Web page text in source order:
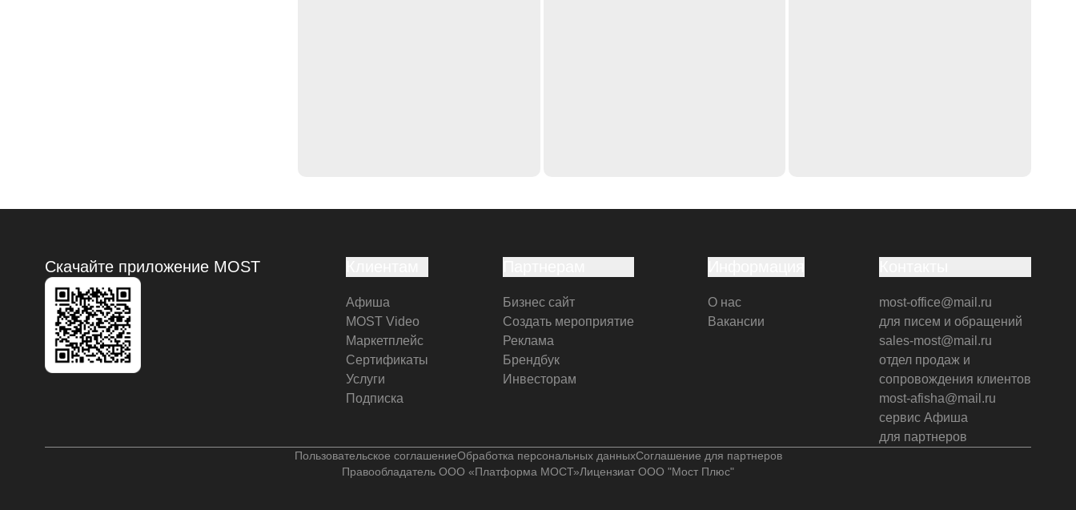
Скачайте приложение MOST
Афиша
MOST Video
Маркетплейс
Сертификаты
Услуги
Подписка
Бизнес сайт
Создать мероприятие
Реклама
Брендбук
Инвесторам
О нас
Вакансии
most-office@mail.ru
для писем и обращений
sales-most@mail.ru
отдел продаж и
сопровождения клиентов
most-afisha@mail.ru
сервис Афиша
для партнеров
Пользовательское соглашениеОбработка персональных данныхСоглашение для партнеров
Правообладатель ООО «Платформа МОСТ»Лицензиат ООО "Мост Плюс"